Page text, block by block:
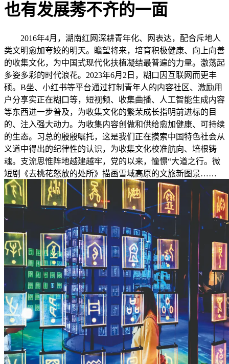
也有发展莠不齐的一面
2016年4月，湖南红网深耕青年化、网表达，配合斥地人
类文明愈加夸姣的明天。瞻望将来，培育积极健康、向上向善
的收集文化，为中国式现代化扶植凝结最普遍的力量。激荡起
多姿多彩的时代浪花。2023年6月2日，糊口因互联网而更丰
硕。B坐、小红书等平台通过打制青年人的内容社区、激励用
户分享实正在糊口等，短视频、收集曲播、人工智能生成内容
等东西进一步普及，为收集文化的繁荣成长指明前进标的目
的、注入强大动力。为收集内容创做和供给愈加健康、可持续
的生态。习总的殷殷嘱托，这是我们正在摸索中国特色社会从
义道中得出的纪律性的认识，为收集文化校准航向、培根铸
魂。支流思惟阵地越建越牢，党的以来，憧憬“大道之行。微
短剧《去桃花怒放的处所》描画雪域高原的文旅新图景……